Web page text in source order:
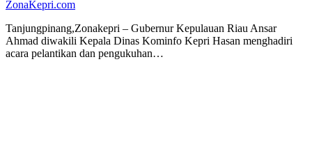
ZonaKepri.com
Tanjungpinang,Zonakepri – Gubernur Kepulauan Riau Ansar
Ahmad diwakili Kepala Dinas Kominfo Kepri Hasan menghadiri
acara pelantikan dan pengukuhan…